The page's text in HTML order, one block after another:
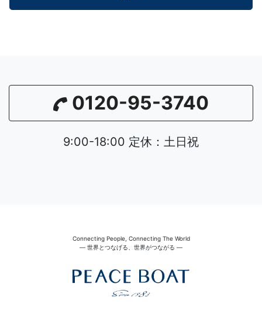
0120-95-3740
9:00-18:00 定休：土日祝
Connecting People, Connecting The World
― 世界とつなげる、世界がつながる ―